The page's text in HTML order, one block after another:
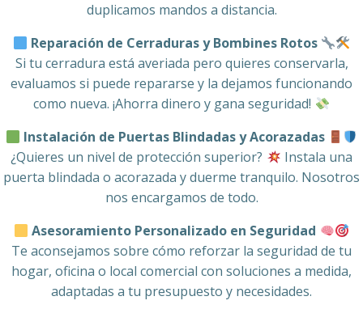
duplicamos mandos a distancia.
Reparación de Cerraduras y Bombines Rotos
Si tu cerradura está averiada pero quieres conservarla,
evaluamos si puede repararse y la dejamos funcionando
como nueva. ¡Ahorra dinero y gana seguridad!
Instalación de Puertas Blindadas y Acorazadas
¿Quieres un nivel de protección superior?
Instala una
puerta blindada o acorazada y duerme tranquilo. Nosotros
nos encargamos de todo.
Asesoramiento Personalizado en Seguridad
Te aconsejamos sobre cómo reforzar la seguridad de tu
hogar, oficina o local comercial con soluciones a medida,
adaptadas a tu presupuesto y necesidades.